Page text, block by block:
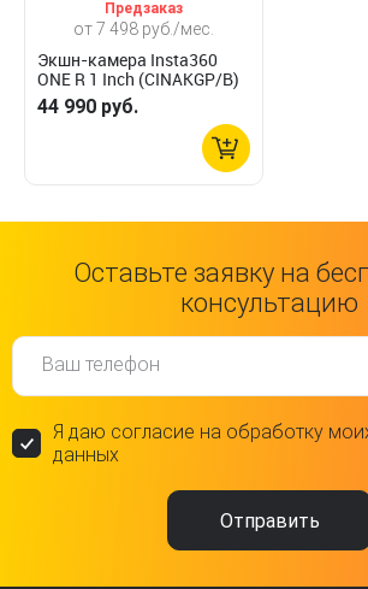
от 7 498 руб./мес.
Предзаказ
Экшн-камера Insta360
ONE R 1 Inch (CINAKGP/B)
44 990 руб.
Оставьте заявку на
консультацию
Ваш телефон
Я даю согласие на обработку
данных